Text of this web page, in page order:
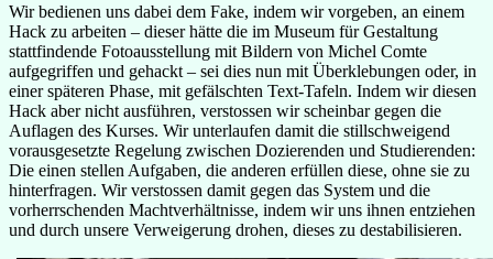
Wir bedienen uns dabei dem Fake, indem wir vorgeben, an einem
Hack zu arbeiten – dieser hätte die im Museum für Gestaltung
stattfindende Fotoausstellung mit Bildern von Michel Comte
aufgegriffen und gehackt – sei dies nun mit Überklebungen oder, in
einer späteren Phase, mit gefälschten Text-Tafeln. Indem wir diesen
Hack aber nicht ausführen, verstossen wir scheinbar gegen die
Auflagen des Kurses. Wir unterlaufen damit die stillschweigend
vorausgesetzte Regelung zwischen Dozierenden und Studierenden:
Die einen stellen Aufgaben, die anderen erfüllen diese, ohne sie zu
hinterfragen. Wir verstossen damit gegen das System und die
vorherrschenden Machtverhältnisse, indem wir uns ihnen entziehen
und durch unsere Verweigerung drohen, dieses zu destabilisieren.